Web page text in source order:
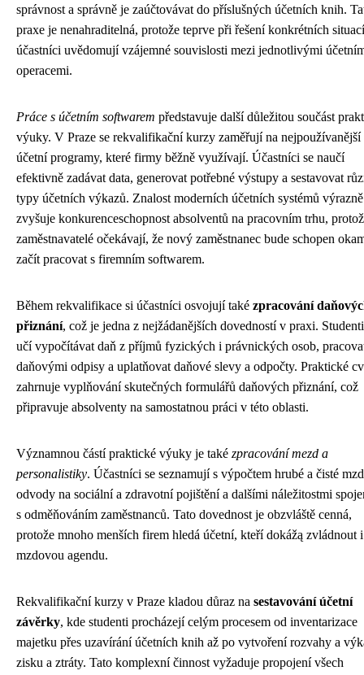
správnost a správně je zaúčtovávat do příslušných účetních knih.
praxe je nenahraditelná, protože teprve při řešení konkrétních
účastníci uvědomují vzájemné souvislosti mezi jednotlivými
operacemi.
Práce s účetním softwarem představuje další důležitou součást
výuky. V Praze se rekvalifikační kurzy zaměřují na nejpoužívanější
účetní programy, které firmy běžně využívají. Účastníci se naučí
efektivně zadávat data, generovat potřebné výstupy a sestavovat
typy účetních výkazů. Znalost moderních účetních systémů výrazně
zvyšuje konkurenceschopnost absolventů na pracovním trhu,
zaměstnavatelé očekávají, že nový zaměstnanec bude schopen
začít pracovat s firemním softwarem.
Během rekvalifikace si účastníci osvojují také zpracování
přiznání, což je jedna z nejžádanějších dovedností v praxi.
učí vypočítávat daň z příjmů fyzických i právnických osob,
daňovými odpisy a uplatňovat daňové slevy a odpočty. Praktické
zahrnuje vyplňování skutečných formulářů daňových přiznání, což
připravuje absolventy na samostatnou práci v této oblasti.
Významnou částí praktické výuky je také zpracování mezd a
personalistiky. Účastníci se seznamují s výpočtem hrubé a čisté
odvody na sociální a zdravotní pojištění a dalšími náležitostmi
s odměňováním zaměstnanců. Tato dovednost je obzvláště cenná,
protože mnoho menších firem hledá účetní, kteří dokážą zvládnout i
mzdovou agendu.
Rekvalifikační kurzy v Praze kladou důraz na sestavování účetní
závěrky, kde studenti procházejí celým procesem od inventarizace
majetku přes uzavírání účetních knih až po vytvoření rozvahy a
zisku a ztráty. Tato komplexní činnost vyžaduje propojení všech